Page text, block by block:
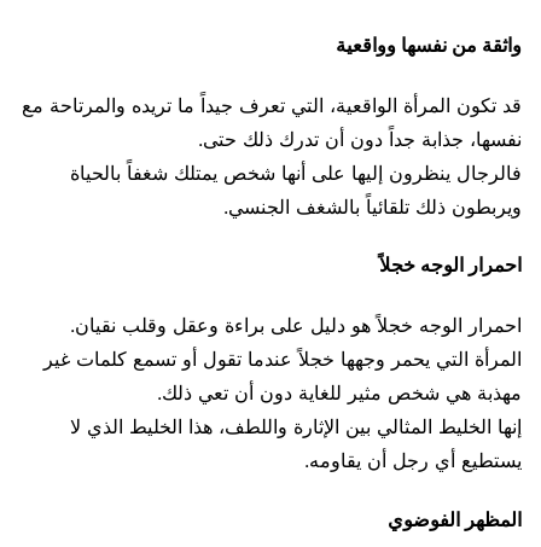
واثقة من نفسها وواقعية
قد تكون المرأة الواقعية، التي تعرف جيداً ما تريده والمرتاحة مع
نفسها، جذابة جداً دون أن تدرك ذلك حتى.
فالرجال ينظرون إليها على أنها شخص يمتلك شغفاً بالحياة
ويربطون ذلك تلقائياً بالشغف الجنسي.
احمرار الوجه خجلاً
احمرار الوجه خجلاً هو دليل على براءة وعقل وقلب نقيان.
المرأة التي يحمر وجهها خجلاً عندما تقول أو تسمع كلمات غير
مهذبة هي شخص مثير للغاية دون أن تعي ذلك.
إنها الخليط المثالي بين الإثارة واللطف، هذا الخليط الذي لا
يستطيع أي رجل أن يقاومه.
المظهر الفوضوي